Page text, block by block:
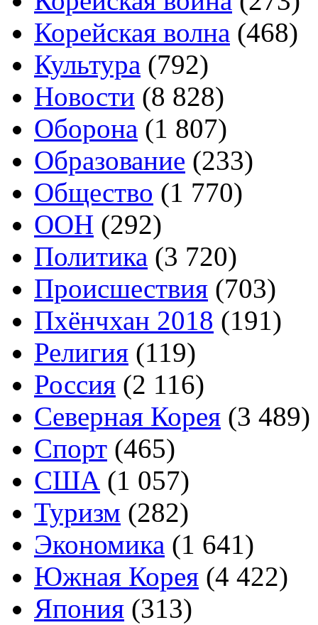
Корейская волна (468)
Культура (792)
Новости (8 828)
Оборона (1 807)
Образование (233)
Общество (1 770)
ООН (292)
Политика (3 720)
Происшествия (703)
Пхёнчхан 2018 (191)
Религия (119)
Россия (2 116)
Северная Корея (3 489)
Спорт (465)
США (1 057)
Туризм (282)
Экономика (1 641)
Южная Корея (4 422)
Япония (313)